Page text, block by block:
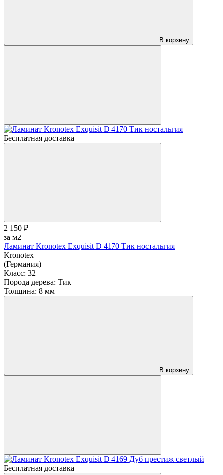
В корзину
Бесплатная доставка
2 150 ₽
за м2
Ламинат Kronotex Exquisit D 4170 Тик ностальгия
Kronotex
(Германия)
Класс: 32
Порода дерева: Тик
Толщина: 8 мм
В корзину
Бесплатная доставка